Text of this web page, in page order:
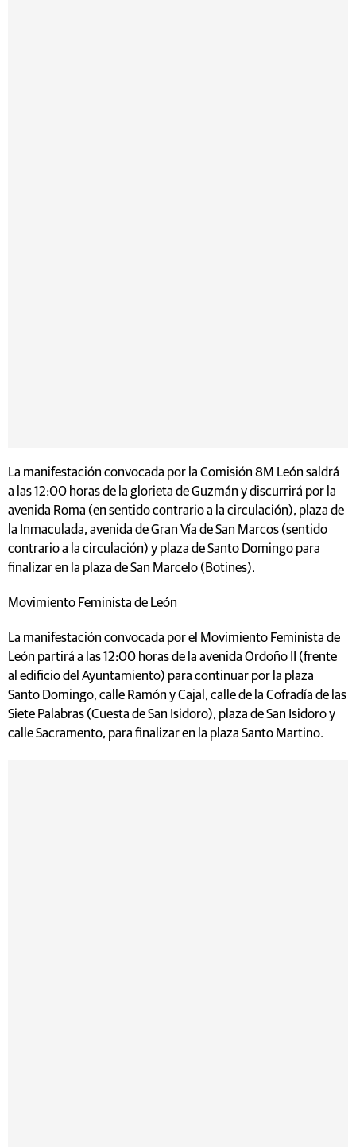
La manifestación convocada por la Comisión 8M León saldrá
a las 12:00 horas de la glorieta de Guzmán y discurrirá por la
avenida Roma (en sentido contrario a la circulación), plaza de
la Inmaculada, avenida de Gran Vía de San Marcos (sentido
contrario a la circulación) y plaza de Santo Domingo para
finalizar en la plaza de San Marcelo (Botines).
Movimiento Feminista de León
La manifestación convocada por el Movimiento Feminista de
León partirá a las 12:00 horas de la avenida Ordoño II (frente
al edificio del Ayuntamiento) para continuar por la plaza
Santo Domingo, calle Ramón y Cajal, calle de la Cofradía de las
Siete Palabras (Cuesta de San Isidoro), plaza de San Isidoro y
calle Sacramento, para finalizar en la plaza Santo Martino.